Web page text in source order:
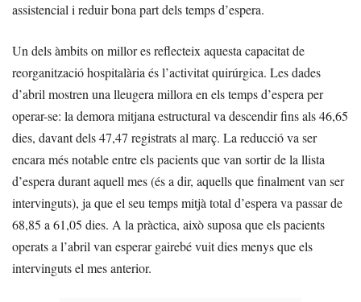
assistencial i reduir bona part dels temps d’espera.
Un dels àmbits on millor es reflecteix aquesta capacitat de
reorganització hospitalària és l’activitat quirúrgica. Les dades
d’abril mostren una lleugera millora en els temps d’espera per
operar-se: la demora mitjana estructural va descendir fins als 46,65
dies, davant dels 47,47 registrats al març. La reducció va ser
encara més notable entre els pacients que van sortir de la llista
d’espera durant aquell mes (és a dir, aquells que finalment van ser
intervinguts), ja que el seu temps mitjà total d’espera va passar de
68,85 a 61,05 dies. A la pràctica, això suposa que els pacients
operats a l’abril van esperar gairebé vuit dies menys que els
intervinguts el mes anterior.